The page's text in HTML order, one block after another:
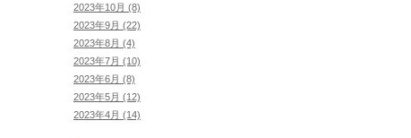
2023年10月 (8)
2023年9月 (22)
2023年8月 (4)
2023年7月 (10)
2023年6月 (8)
2023年5月 (12)
2023年4月 (14)